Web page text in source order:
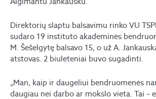
Direktorių slaptu balsavimu rinko VU
sudaro 19 instituto akademinės
M. Šešelgytę balsavo 15, o už A.
atstovas. 2 biuleteniai buvo sugadinti.
„Man, kaip ir daugeliui bendruomenės
daugiau nei darbo ar mokslo vieta. Tai –